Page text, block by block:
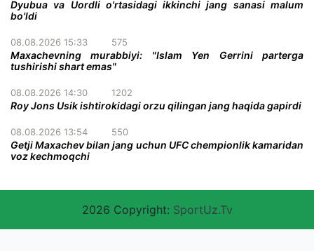
Dyubua va Uordli o'rtasidagi ikkinchi jang sanasi malum
bo'ldi
08.08.2026 15:33 575
Maxachevning murabbiyi: "Islam Yen Gerrini parterga
tushirishi shart emas"
08.08.2026 14:30 1202
Roy Jons Usik ishtirokidagi orzu qilingan jang haqida gapirdi
08.08.2026 13:54 550
Getji Maxachev bilan jang uchun UFC chempionlik kamaridan
voz kechmoqchi
2026 Copyright: SportUz.Tv